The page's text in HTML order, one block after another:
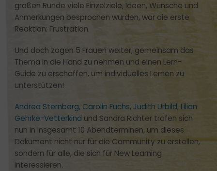
großen Runde viele Einzelziele, Ideen, Wünsche und
Anmerkungen besprochen wurden, war die erste
Reaktion: Frustration.
Und doch zogen 5 Frauen weiter, gemeinsam das
Thema in die Hand zu nehmen und einen Lern-
Guide zu erschaffen, um individuelles Lernen zu
unterstützen!
Andrea Sternberg, Carolin Fuchs, Judith Urbild, Lilian
Gehrke-Vetterkind und Sandra Richter trafen sich
nun in insgesamt 10 Abendterminen, um dieses
Dokument nicht nur für die Community zu erstellen,
sondern für alle, die sich für New Learning
interessieren.